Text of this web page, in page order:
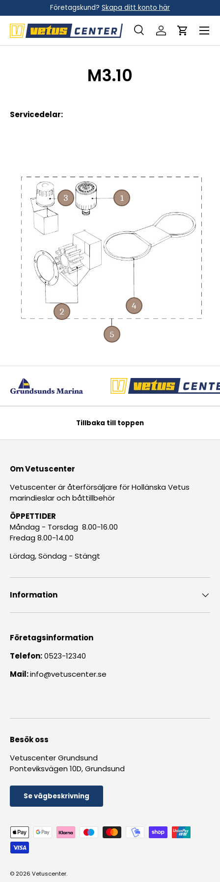
Hoppa till innehållet
Företagskund? Skapa ditt konto här
Sök
Sök Logga inVagn
Meny
M3.10
Servicedelar:
Tillbaka till toppen
Om Vetuscenter
Vetuscenter är återförsäljare för Hollänska Vetus
marindieslar och båttillbehör
ÖPPETTIDER
Måndag - Torsdag 8.00-16.00
Fredag 8.00-14.00
Lördag, Söndag - Stängt
Information
Företagsinformation
Telefon:0523-12340
Mail:info@vetuscenter.se
Besök oss
Vetuscenter Grundsund
Ponteviksvägen 10D, Grundsund
Se vägbeskrivning
Betalningsmetoder accepteras
© 2026 Vetuscenter.